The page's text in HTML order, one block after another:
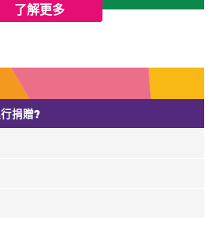
捐贈?
了解更多